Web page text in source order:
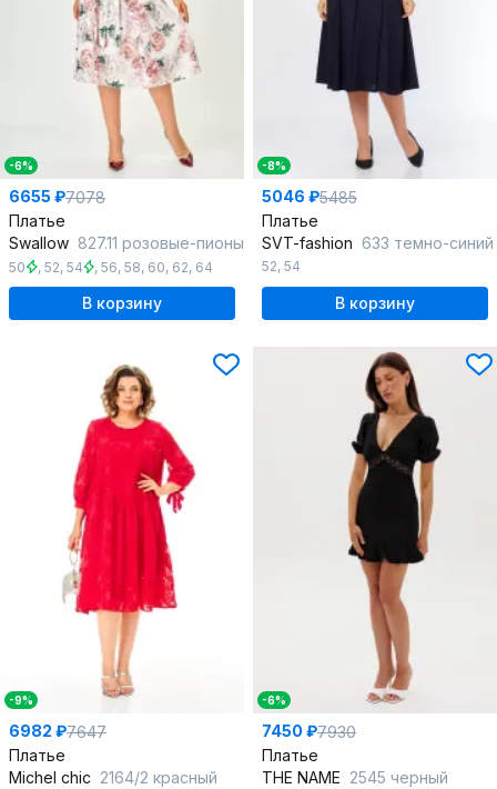
-6%
6655 ₽7078
Платье
Swallow 827.11 розовые-пионы
50 , 52, 54 , 56, 58, 60, 62, 64
В корзину
-8%
5046 ₽5485
Платье
SVT-fashion 633 темно-синий
52, 54
В корзину
-9%
6982 ₽7647
Платье
Michel chic 2164/2 красный
-6%
7450 ₽7930
Платье
THE NAME 2545 черный